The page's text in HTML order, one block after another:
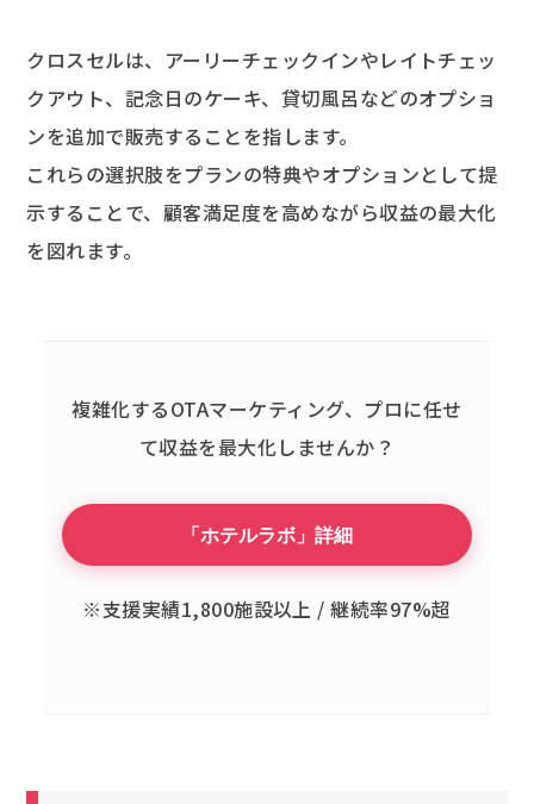
クロスセルは、アーリーチェックインやレイトチェッ
クアウト、記念日のケーキ、貸切風呂などのオプショ
ンを追加で販売することを指します。
これらの選択肢をプランの特典やオプションとして提
示することで、顧客満足度を高めながら収益の最大化
を図れます。
複雑化するOTAマーケティング、 プロに任せ
て収益を最大化しませんか？
「ホテルラボ」詳細
※支援実績1,800施設以上 / 継続率97%超